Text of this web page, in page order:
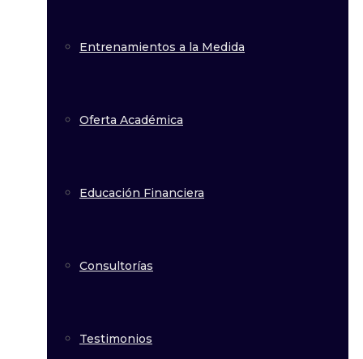
Entrenamientos a la Medida
Oferta Académica
Educación Financiera
Consultorías
Testimonios